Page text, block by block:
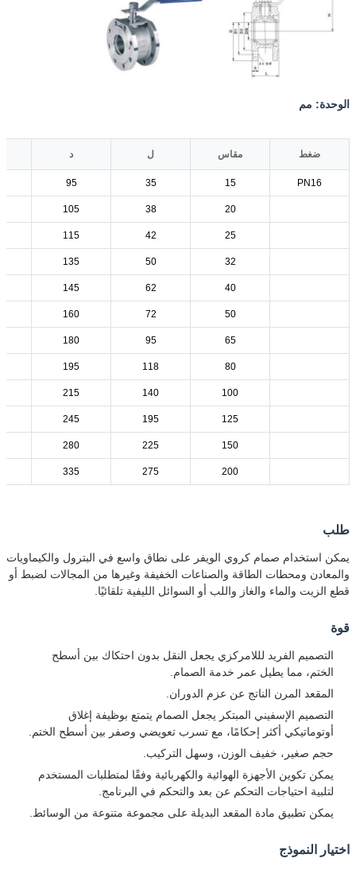
الوحدة: مم
ضغط مقاس ل د
PN16
15
35
95
20
38
105
25
42
115
32
50
135
40
62
145
50
72
160
65
95
180
80
118
195
100
140
215
125
195
245
150
225
280
200
275
335
طلب
يمكن استخدام صمام كروي الويفر على نطاق واسع في البترول والكيماويات
والمعادن ومحطات الطاقة والصناعات الخفيفة وغيرها من المجالات لضبط أو
قطع الزيت والماء والغاز واللب أو السوائل الليفية تلقائيًا.
قوة
التصميم الفريد لللامركزي يجعل النقل بدون احتكاك بين أسطح
الختم، مما يطيل عمر خدمة الصمام.
المقعد المرن الناتج عن عزم الدوران.
التصميم الإسفيني المبتكر يجعل الصمام يتمتع بوظيفة إغلاق
أوتوماتيكي أكثر إحكامًا، مع تسرب تعويضي وصفر بين أسطح الختم.
حجم صغير، خفيف الوزن، وسهل التركيب.
يمكن تكوين الأجهزة الهوائية والكهربائية وفقًا لمتطلبات المستخدم
لتلبية احتياجات التحكم عن بعد والتحكم في البرنامج.
يمكن تطبيق مادة المقعد البديلة على مجموعة متنوعة من الوسائط.
اختيار النموذج